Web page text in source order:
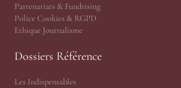
Partenariats & Fundrising
Police Cookies & RGPD
Ethique Journalisme
Dossiers Référence
Les Indispensables